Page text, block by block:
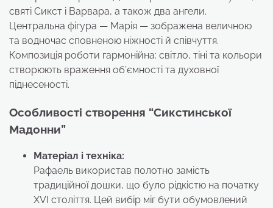
святі Сикст і Варвара, а також два ангели.
Центральна фігура — Марія — зображена величною
та водночас сповненою ніжності й співчуття.
Композиція роботи гармонійна: світло, тіні та кольори
створюють враження об’ємності та духовної
піднесеності.
Особливості створення “Сикстинської
Мадонни”
Матеріал і техніка:
Рафаель використав полотно замість
традиційної дошки, що було рідкістю на початку
XVI століття. Цей вибір міг бути обумовлений